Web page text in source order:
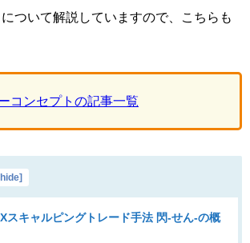
ついて解説していますので、こちらも
コンセプトの記事一覧
hide]
スキャルピングトレード手法 閃-せん-の概